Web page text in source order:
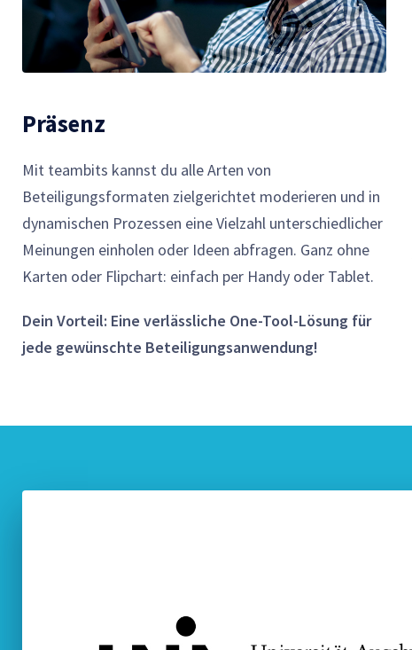
Präsenz
Mit teambits kannst du alle Arten von
Beteiligungsformaten zielgerichtet moderieren und in
dynamischen Prozessen eine Vielzahl unterschiedlicher
Meinungen einholen oder Ideen abfragen. Ganz ohne
Karten oder Flipchart: einfach per Handy oder Tablet.
Dein Vorteil: Eine verlässliche One-Tool-Lösung für
jede gewünschte Beteiligungsanwendung!